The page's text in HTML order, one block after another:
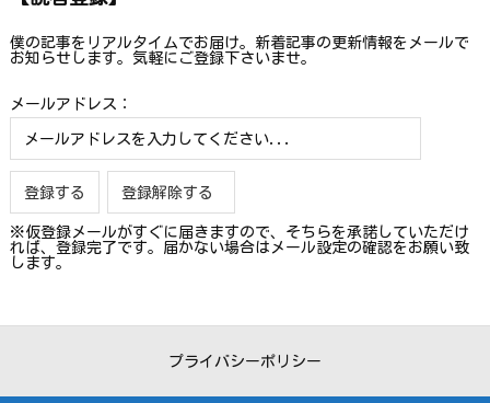
僕の記事をリアルタイムでお届け。新着記事の更新情報をメールで
お知らせします。気軽にご登録下さいませ。
メールアドレス：
※仮登録メールがすぐに届きますので、そちらを承諾していただけ
れば、登録完了です。届かない場合はメール設定の確認をお願い致
します。
プライバシーポリシー